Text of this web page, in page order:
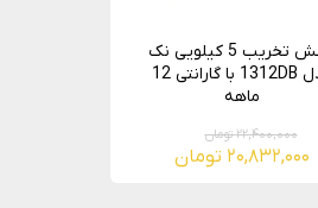
چکش تخریب 5 کیلویی نک
مدل 1312DB با گارانتی 12
ماهه
۲۲,۴۰۰,۰۰۰ تومان
۲۰,۸۳۲,۰۰۰ تومان